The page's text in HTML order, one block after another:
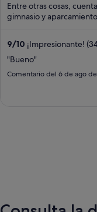
Entre otras cosas,
gimnasio y
9/10 ¡Impresionante!
"Bueno"
Comentario del 6 de ago